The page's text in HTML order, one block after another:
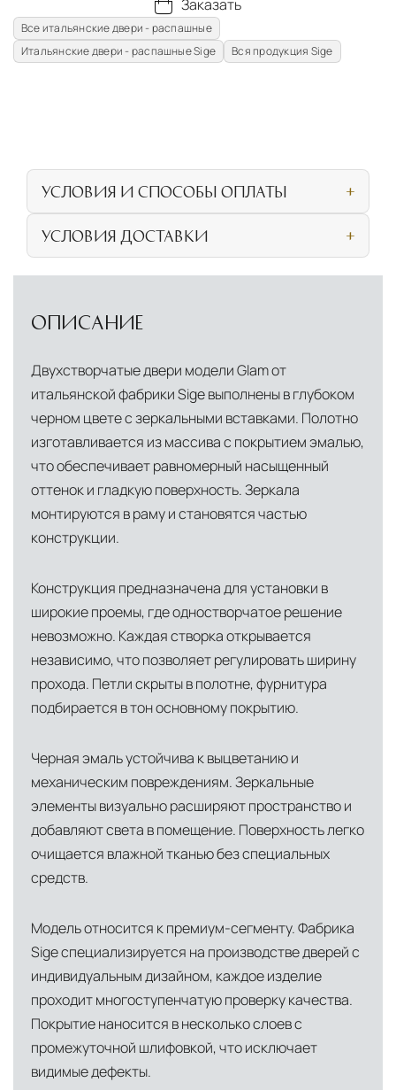
Заказать
Все итальянские двери - распашные
Итальянские двери - распашные Sige
Вся продукция Sige
УСЛОВИЯ И СПОСОБЫ ОПЛАТЫ
личном посещении нашего салона
Безналичная оплата по счёту для
Дистанционная оплата по QR-коду через
Индивидуальные условия для крупных
проектов, включая оплату по банковской
гарантии
УСЛОВИЯ ДОСТАВКИ
Прямая доставка из Европы
Италии, откуда осуществляется прямое
снабжение мебелью, дверными конструкциями
и осветительными приборами. Это позволяет
нам гарантировать качество товара на всех
этапах транспортировки и исключить
посредников.
Собственные складские комплексы Мы
располагаем принадлежащими нам
товары в надлежащих климатических
условиях. Наличие собственной
инфраструктуры позволяет сократить сроки
доставки и обеспечить полный контроль над
сохранностью продукции.
центров
Помимо Москвы, мы располагаем
логистическими узлами в ключевых
международных хабах:
Дубай, ОАЭ
Кипр— распределительная база для
Средиземноморского региона
Лондон, Великобритания—
логистический хаб для европейского рынка
США— центр доставки для
североамериканского сегмента
ОПИСАНИЕ
Двухстворчатые двери модели Glam от
итальянской фабрики Sige выполнены в глубоком
черном цвете с зеркальными вставками. Полотно
изготавливается из массива с покрытием эмалью,
что обеспечивает равномерный насыщенный
оттенок и гладкую поверхность. Зеркала
монтируются в раму и становятся частью
конструкции.
Конструкция предназначена для установки в
широкие проемы, где одностворчатое решение
невозможно. Каждая створка открывается
независимо, что позволяет регулировать ширину
прохода. Петли скрыты в полотне, фурнитура
подбирается в тон основному покрытию.
Черная эмаль устойчива к выцветанию и
механическим повреждениям. Зеркальные
элементы визуально расширяют пространство и
добавляют света в помещение. Поверхность легко
очищается влажной тканью без специальных
средств.
Модель относится к премиум-сегменту. Фабрика
Sige специализируется на производстве дверей с
индивидуальным дизайном, каждое изделие
проходит многоступенчатую проверку качества.
Покрытие наносится в несколько слоев с
промежуточной шлифовкой, что исключает
видимые дефекты.